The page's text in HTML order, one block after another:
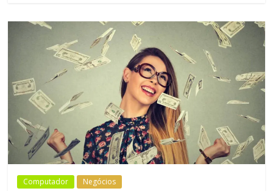
Computador Negócios